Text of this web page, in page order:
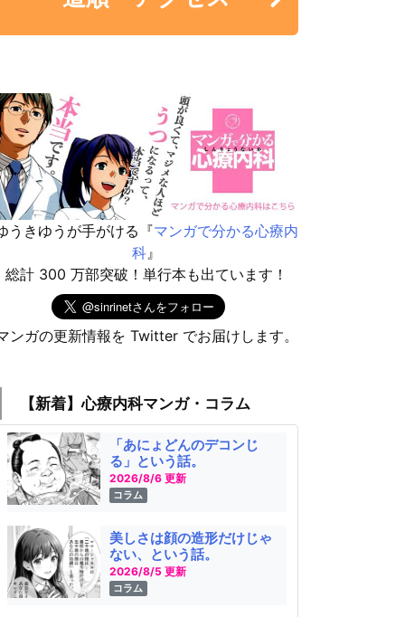
うきゆうが手がける『マンガで分かる心療内
科』
総計 300 万部突破！単行本も出ています！
ンガの更新情報を Twitter でお届けします。
【新着】心療内科マンガ・コラム
「あにょどんのデコンじ
る」という話。
2026/8/6 更新
コラム
美しさは顔の造形だけじゃ
ない、という話。
2026/8/5 更新
コラム